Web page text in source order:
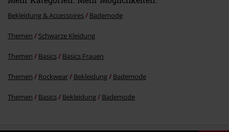
Bekleidung & Accessoires Bademode
Themen Schwarze Kleidung
Themen Basics Basics Frauen
Themen Rockwear Bekleidung Bademode
Themen Basics Bekleidung Bademode